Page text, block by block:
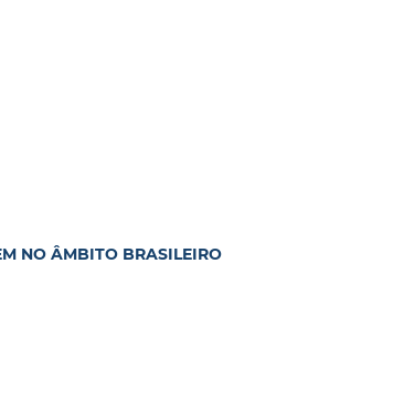
NO ÂMBITO BRASILEIRO